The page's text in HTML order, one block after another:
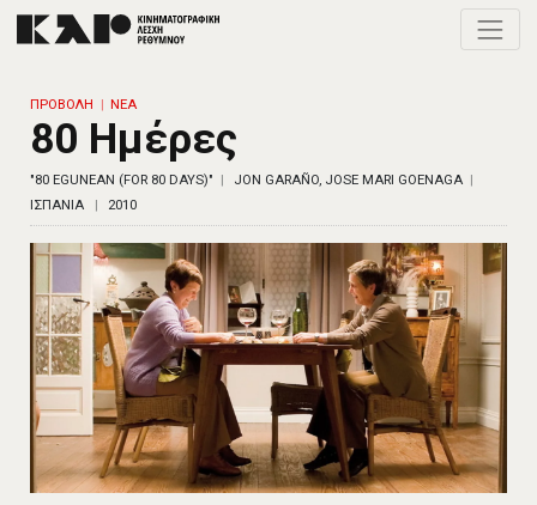
ΠΡΟΒΟΛΗ ΝΕΑ
80 Ημέρες
"80 EGUNEAN (FOR 80 DAYS)"
JON GARAÑO, JOSE MARI GOENAGA
ΙΣΠΑΝΙΑ
2010